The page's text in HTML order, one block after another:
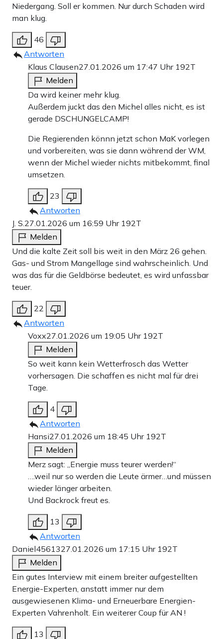
Niedergang. Soll er kommen. Nur durch Schaden wird
man klug.
46
Antworten
Klaus Clausen27.01.2026 um 17:47 Uhr 192T
Melden
Da wird keiner mehr klug.
Außerdem juckt das den Michel alles nicht, es ist
gerade DSCHUNGELCAMP!
Die Regierenden könnn jetzt schon MaK vorlegen
und vorbereiten, was sie dann während der WM,
wenn der Michel wieder nichts mitbekommt, final
umsetzen.
23
Antworten
J. S. 27.01.2026 um 16:59 Uhr 192T
Melden
Und die kalte Zeit soll bis weit in den März 26 gehen.
Gas- und Strom Mangellage sind wahrscheinlich. Und
was das für die Geldbörse bedeutet, es wird unfassbar
teuer.
22
Antworten
Voxx27.01.2026 um 19:05 Uhr 192T
Melden
So weit kann kein Wetterfrosch das Wetter
vorhersagen. Die schaffen es nicht mal für drei
Tage.
4
Antworten
Hansi27.01.2026 um 18:45 Uhr 192T
Melden
Merz sagt: „Energie muss teurer werden!“
….weil nur so werden die Leute ärmer…und müssen
wieder länger arbeiten.
Und Backrock freut es.
13
Antworten
Daniel4561327.01.2026 um 17:15 Uhr 192T
Melden
Ein gutes Interview mit einem breiter aufgestellten
Energie-Experten, anstatt immer nur dem
ausgewiesenen Klima- und Erneuerbare Energien-
Experten Vahrenholt. Ein weiterer Coup für AN !
13